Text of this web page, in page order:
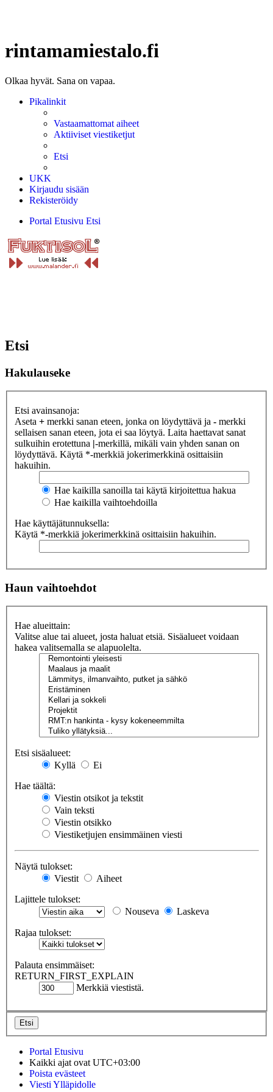
rintamamiestalo.fi
Olkaa hyvät. Sana on vapaa.
Pikalinkit
Vastaamattomat aiheet
Aktiiviset viestiketjut
Etsi
UKK
Kirjaudu sisään
Rekisteröidy
Portal Etusivu Etsi
Etsi
Hakulauseke
Etsi avainsanoja:
Aseta + merkki sanan eteen, jonka on löydyttävä ja - merkki
sellaisen sanan eteen, jota ei saa löytyä. Laita haettavat sanat
sulkuihin erotettuna |-merkillä, mikäli vain yhden sanan on
löydyttävä. Käytä *-merkkiä jokerimerkkinä osittaisiin
hakuihin.
Hae kaikilla sanoilla tai käytä kirjoitettua hakua
Hae kaikilla vaihtoehdoilla
Hae käyttäjätunnuksella:
Käytä *-merkkiä jokerimerkkinä osittaisiin hakuihin.
Haun vaihtoehdot
Hae alueittain:
Valitse alue tai alueet, josta haluat etsiä. Sisäalueet voidaan
hakea valitsemalla se alapuolelta.
Etsi sisäalueet:
Kyllä
Ei
Hae täältä:
Viestin otsikot ja tekstit
Vain teksti
Viestin otsikko
Viestiketjujen ensimmäinen viesti
Näytä tulokset:
Viestit
Aiheet
Lajittele tulokset:
Nouseva
Laskeva
Rajaa tulokset:
Palauta ensimmäiset:
RETURN_FIRST_EXPLAIN
Merkkiä viestistä.
Portal Etusivu
Kaikki ajat ovat UTC+03:00
Poista evästeet
Viesti Ylläpidolle